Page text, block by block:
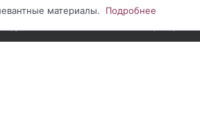
материалы. Подробнее